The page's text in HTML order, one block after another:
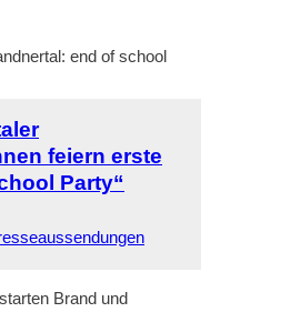
feiern erste
Party“
Brand und